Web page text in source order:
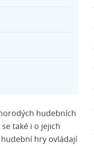
hudebních
také i o jejich
hry ovládají